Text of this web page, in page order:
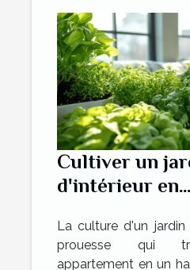
Cultiver un
d'intérieur en
et plantes
La culture d'un
prouesse qui
appartement en un